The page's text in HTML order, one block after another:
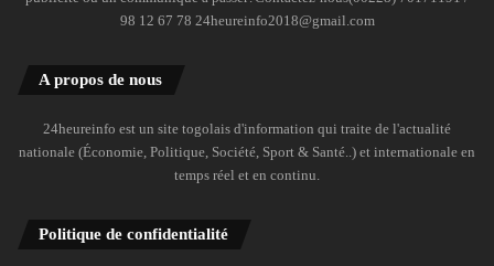
98 12 67 78 24heureinfo2018@gmail.com
A propos de nous
24heureinfo est un site togolais d'information qui traite de l'actualité
nationale (Économie, Politique, Société, Sport & Santé..) et internationale en
temps réel et en continu.
Politique de confidentialité